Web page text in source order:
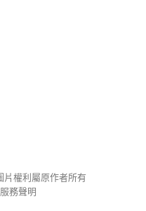
片權利屬原作者所有
服務聲明